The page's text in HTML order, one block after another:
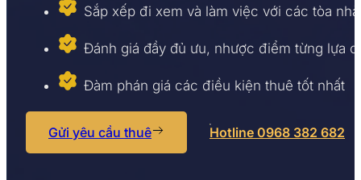
Sắp xếp đi xem và làm việc với các tòa nhà
Đánh giá đầy đủ ưu, nhược điểm từng lựa
Đàm phán giá các điều kiện thuê tốt nhất
Gửi yêu cầu thuê Hotline 0968 382 682